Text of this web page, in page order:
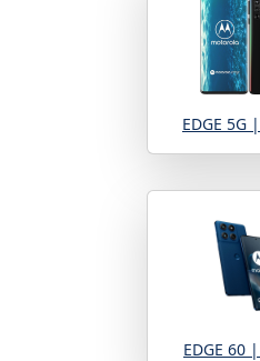
EDGE 5G
EDGE 60